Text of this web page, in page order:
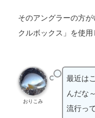
そのアングラーの方
クルボックス」を使
おりこみ
最近は
んだな～
流行っ